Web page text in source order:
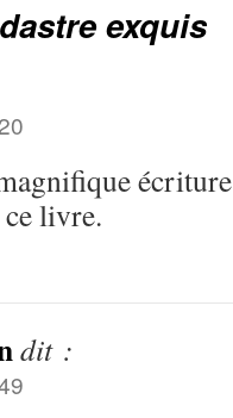
exquis
livre.
dit :